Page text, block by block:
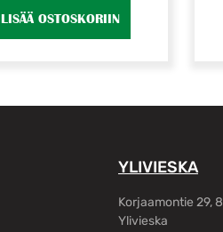
LISÄÄ OSTOSKORIIN
YLIVIESKA
Korjaamontie 29,
Ylivieska